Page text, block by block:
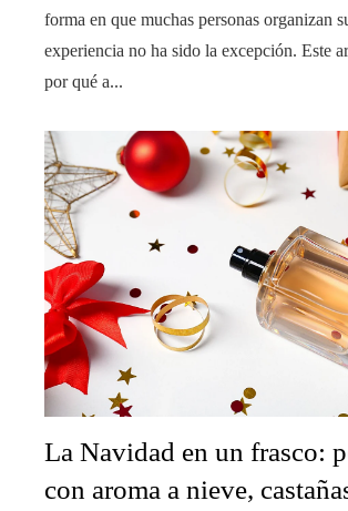
forma en que muchas personas organizan
experiencia no ha sido la excepción. Este
por qué a...
La Navidad en un frasco:
con aroma a nieve,